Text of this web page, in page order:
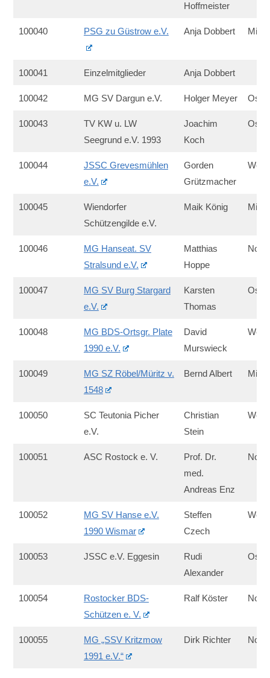
Hoffmeister
100040 PSG zu Güstrow e.V. Anja Dobbert Mitte
100041 Einzelmitglieder Anja Dobbert
100042 MG SV Dargun e.V. Holger Meyer Ost
100043
TV KW u. LW
Seegrund e.V. 1993
Joachim
Koch
Ost
100044
JSSC Grevesmühlen
e.V.
Gorden
Grützmacher
West
100045
Wiendorfer
Schützengilde e.V.
Maik König Mitte
100046
MG Hanseat. SV
Stralsund e.V.
Matthias
Hoppe
Nord
100047
MG SV Burg Stargard
e.V.
Karsten
Thomas
Ost
100048
MG BDS-Ortsgr. Plate
1990 e.V.
David
Murswieck
West
100049
MG SZ Röbel/Müritz v.
1548
Bernd Albert Mitte
100050
SC Teutonia Picher
e.V.
Christian
Stein
West
100051 ASC Rostock e. V.
Prof. Dr.
med.
Andreas Enz
Nord
100052
MG SV Hanse e.V.
1990 Wismar
Steffen
Czech
West
100053 JSSC e.V. Eggesin
Rudi
Alexander
Ost
100054
Rostocker BDS-
Schützen e. V.
Ralf Köster Nord
100055
MG „SSV Kritzmow
1991 e.V.“
Dirk Richter Nord